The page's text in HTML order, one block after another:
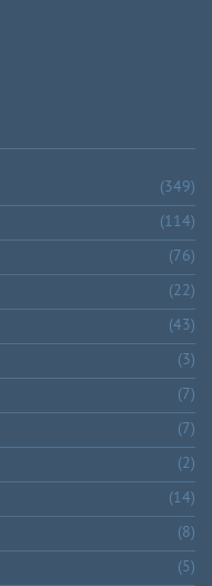
(349)
(114)
(76)
(22)
(43)
(3)
(7)
(7)
(2)
(14)
(8)
(5)